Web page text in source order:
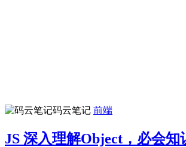
码云笔记 前端
JS 深入理解Object，必会知